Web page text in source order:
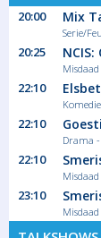
20:00 Mix
Serie/
20:25
22:10
22:10
Drama
22:10
23:10